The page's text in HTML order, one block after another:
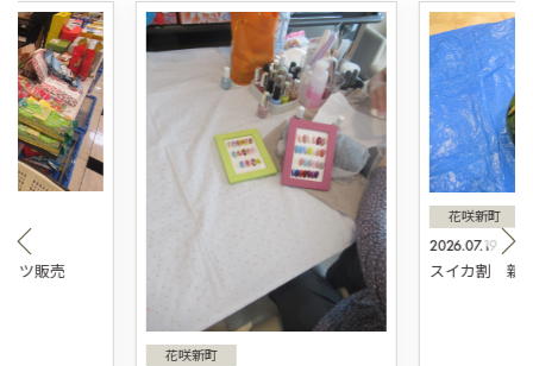
ーツ販売
花咲新町
2026.07.19
花咲新町
スイカ割 新